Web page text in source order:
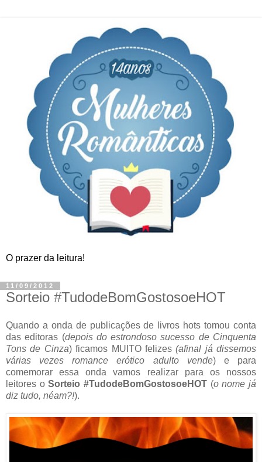
O prazer da leitura!
11/09/2012
Sorteio #TudodeBomGostosoeHOT
Quando a onda de publicações de livros hots tomou conta
das editoras (depois do estrondoso sucesso de Cinquenta
Tons de Cinza) ficamos MUITO felizes(afinal já dissemos
várias vezes romance erótico adulto vende) e para
comemorar essa onda vamos realizar para os nossos
leitores oSorteio #TudodeBomGostosoeHOT (o nome já
diz tudo, néam?!).